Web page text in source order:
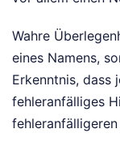
Wahre
eines Namens,
Erkenntnis, dass
fehleranfälliges